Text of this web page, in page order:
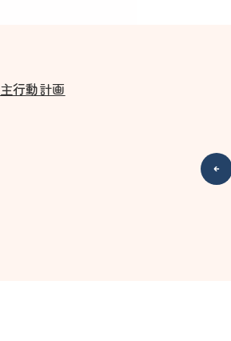
行動計画